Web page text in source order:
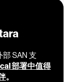
SAN 支
部署中值得
。